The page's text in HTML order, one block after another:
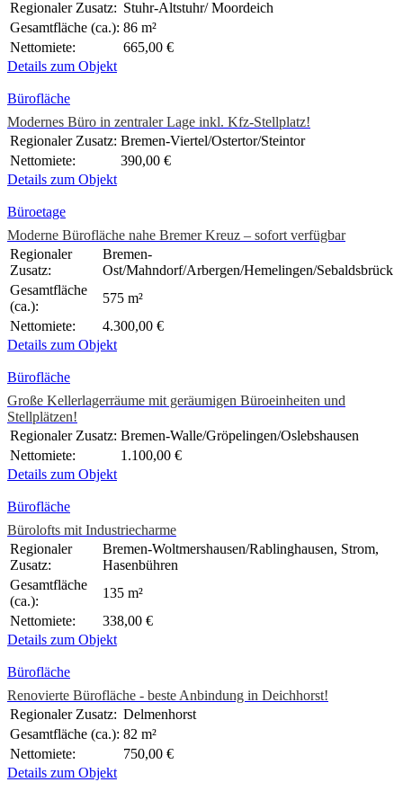
Regionaler Zusatz: Stuhr-Altstuhr/ Moordeich
Gesamtfläche (ca.): 86 m²
Nettomiete:
665,00 €
Details zum Objekt
Bürofläche
Modernes Büro in zentraler Lage inkl. Kfz-Stellplatz!
Regionaler Zusatz: Bremen-Viertel/Ostertor/Steintor
Nettomiete:
390,00 €
Details zum Objekt
Büroetage
Moderne Bürofläche nahe Bremer Kreuz – sofort verfügbar
Regionaler
Zusatz:
Bremen-
Ost/Mahndorf/Arbergen/Hemelingen/Sebaldsbrück
Gesamtfläche
(ca.):
575 m²
Nettomiete:
4.300,00 €
Details zum Objekt
Bürofläche
Große Kellerlagerräume mit geräumigen Büroeinheiten und
Stellplätzen!
Regionaler Zusatz: Bremen-Walle/Gröpelingen/Oslebshausen
Nettomiete:
1.100,00 €
Details zum Objekt
Bürofläche
Bürolofts mit Industriecharme
Regionaler
Zusatz:
Bremen-Woltmershausen/Rablinghausen, Strom,
Hasenbühren
Gesamtfläche
(ca.):
135 m²
Nettomiete:
338,00 €
Details zum Objekt
Bürofläche
Renovierte Bürofläche - beste Anbindung in Deichhorst!
Regionaler Zusatz: Delmenhorst
Gesamtfläche (ca.): 82 m²
Nettomiete:
750,00 €
Details zum Objekt